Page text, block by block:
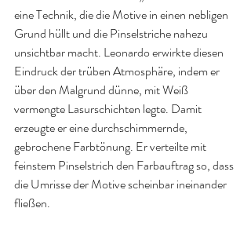
eine Technik, die die Motive in einen nebligen
Grund hüllt und die Pinselstriche nahezu
unsichtbar macht. Leonardo erwirkte diesen
Eindruck der trüben Atmosphäre, indem er
über den Malgrund dünne, mit Weiß
vermengte Lasurschichten legte. Damit
erzeugte er eine durchschimmernde,
gebrochene Farbtönung. Er verteilte mit
feinstem Pinselstrich den Farbauftrag so, dass
die Umrisse der Motive scheinbar ineinander
fließen.